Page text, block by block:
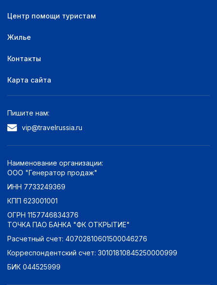
Центр помощи туристам
Жилье
Контакты
Карта сайта
Пишите нам:
vip@travelrussia.ru
Наименование организации:
ООО "Генератор продаж"
ИНН 7733249369
КПП 623001001
ОГРН 1157746834376
ТОЧКА ПАО БАНКА "ФК ОТКРЫТИЕ"
Расчетный счет: 40702810601500046276
Корреспондентский счет: 30101810845250000999
БИК 044525999